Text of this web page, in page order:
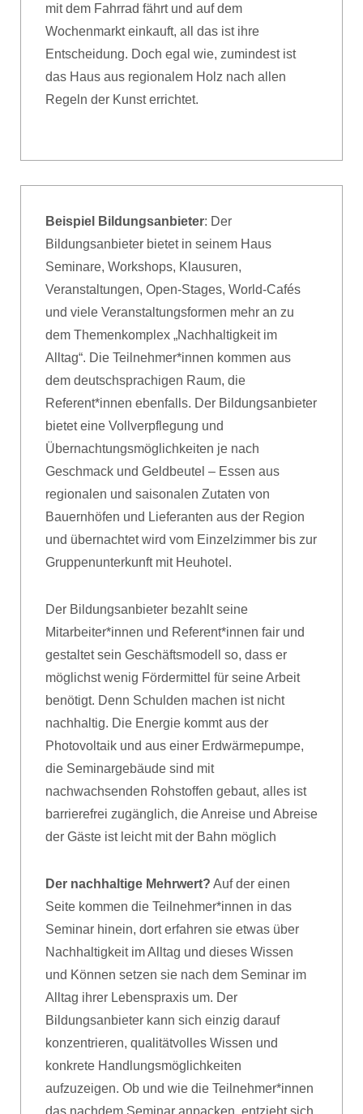
mit dem Fahrrad fährt und auf dem
Wochenmarkt einkauft, all das ist ihre
Entscheidung. Doch egal wie, zumindest ist
das Haus aus regionalem Holz nach allen
Regeln der Kunst errichtet.
Beispiel Bildungsanbieter: Der
Bildungsanbieter bietet in seinem Haus
Seminare, Workshops, Klausuren,
Veranstaltungen, Open-Stages, World-Cafés
und viele Veranstaltungsformen mehr an zu
dem Themenkomplex „Nachhaltigkeit im
Alltag“. Die Teilnehmer*innen kommen aus
dem deutschsprachigen Raum, die
Referent*innen ebenfalls. Der Bildungsanbieter
bietet eine Vollverpflegung und
Übernachtungsmöglichkeiten je nach
Geschmack und Geldbeutel – Essen aus
regionalen und saisonalen Zutaten von
Bauernhöfen und Lieferanten aus der Region
und übernachtet wird vom Einzelzimmer bis zur
Gruppenunterkunft mit Heuhotel.
Der Bildungsanbieter bezahlt seine
Mitarbeiter*innen und Referent*innen fair und
gestaltet sein Geschäftsmodell so, dass er
möglichst wenig Fördermittel für seine Arbeit
benötigt. Denn Schulden machen ist nicht
nachhaltig. Die Energie kommt aus der
Photovoltaik und aus einer Erdwärmepumpe,
die Seminargebäude sind mit
nachwachsenden Rohstoffen gebaut, alles ist
barrierefrei zugänglich, die Anreise und Abreise
der Gäste ist leicht mit der Bahn möglich
Der nachhaltige Mehrwert? Auf der einen
Seite kommen die Teilnehmer*innen in das
Seminar hinein, dort erfahren sie etwas über
Nachhaltigkeit im Alltag und dieses Wissen
und Können setzen sie nach dem Seminar im
Alltag ihrer Lebenspraxis um. Der
Bildungsanbieter kann sich einzig darauf
konzentrieren, qualitätvolles Wissen und
konkrete Handlungsmöglichkeiten
aufzuzeigen. Ob und wie die Teilnehmer*innen
das nachdem Seminar anpacken, entzieht sich